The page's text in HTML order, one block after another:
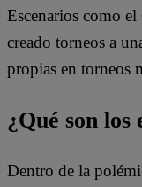
Escenarios como
creado torneos a
propias en torneos
¿Qué son los
Dentro de la